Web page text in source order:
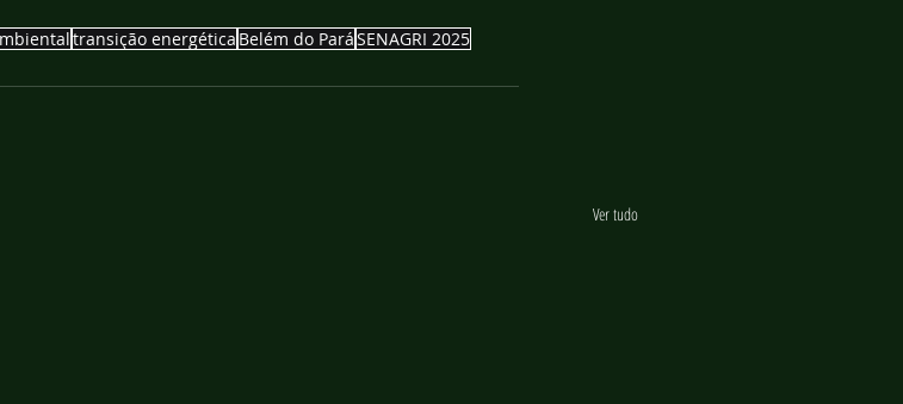
transição energética Belém do ParáSENAGRI 2025
Ver tudo